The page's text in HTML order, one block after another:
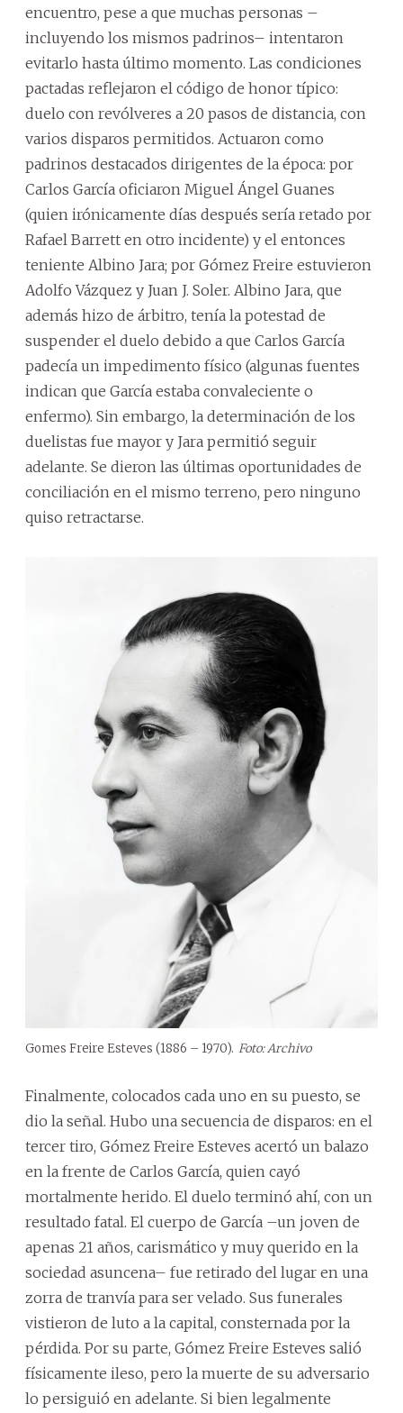
encuentro, pese a que muchas personas –
incluyendo los mismos padrinos– intentaron
evitarlo hasta último momento. Las condiciones
pactadas reflejaron el código de honor típico:
duelo con revólveres a 20 pasos de distancia, con
varios disparos permitidos. Actuaron como
padrinos destacados dirigentes de la época: por
Carlos García oficiaron Miguel Ángel Guanes
(quien irónicamente días después sería retado por
Rafael Barrett en otro incidente) y el entonces
teniente Albino Jara; por Gómez Freire estuvieron
Adolfo Vázquez y Juan J. Soler. Albino Jara, que
además hizo de árbitro, tenía la potestad de
suspender el duelo debido a que Carlos García
padecía un impedimento físico (algunas fuentes
indican que García estaba convaleciente o
enfermo). Sin embargo, la determinación de los
duelistas fue mayor y Jara permitió seguir
adelante. Se dieron las últimas oportunidades de
conciliación en el mismo terreno, pero ninguno
quiso retractarse.
Gomes Freire Esteves (1886 – 1970). Foto: Archivo
Finalmente, colocados cada uno en su puesto, se
dio la señal. Hubo una secuencia de disparos: en el
tercer tiro, Gómez Freire Esteves acertó un balazo
en la frente de Carlos García, quien cayó
mortalmente herido. El duelo terminó ahí, con un
resultado fatal. El cuerpo de García –un joven de
apenas 21 años, carismático y muy querido en la
sociedad asuncena– fue retirado del lugar en una
zorra de tranvía para ser velado. Sus funerales
vistieron de luto a la capital, consternada por la
pérdida. Por su parte, Gómez Freire Esteves salió
físicamente ileso, pero la muerte de su adversario
lo persiguió en adelante. Si bien legalmente